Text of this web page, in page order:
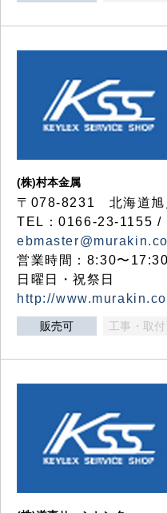
(株)村本金属
〒078-8231 北海道旭
TEL：0166-23-1155 /
営業時間：8:30〜
日曜日・祝祭日
http://
販売可 工事・取